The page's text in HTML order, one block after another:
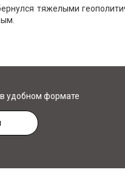
тяжелыми
удобном формате